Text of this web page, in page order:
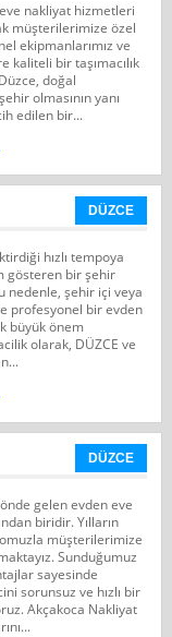
nakliyat hizmetleri
müşterilerimize özel
ekipmanlarımız ve
bir taşımacılık
doğal
olmasının yanı
edilen bir...
DÜZCE
hızlı tempoya
gösteren bir şehir
nedenle, şehir içi veya
profesyonel bir evden
büyük önem
olarak, DÜZCE ve
DÜZCE
gelen evden eve
biridir. Yılların
müşterilerimize
Sunduğumuz
sayesinde
sorunsuz ve hızlı bir
Akçakoca Nakliyat